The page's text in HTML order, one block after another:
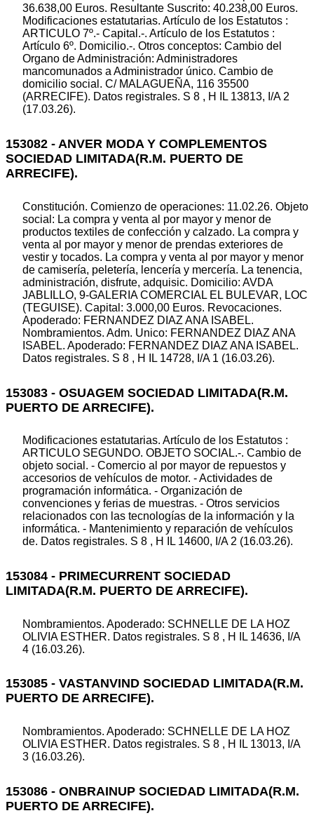
36.638,00 Euros. Resultante Suscrito: 40.238,00 Euros.
Modificaciones estatutarias. Artículo de los Estatutos :
ARTICULO 7º.- Capital.-. Artículo de los Estatutos :
Artículo 6º. Domicilio.-. Otros conceptos: Cambio del
Organo de Administración: Administradores
mancomunados a Administrador único. Cambio de
domicilio social. C/ MALAGUEÑA, 116 35500
(ARRECIFE). Datos registrales. S 8 , H IL 13813, I/A 2
(17.03.26).
153082 - ANVER MODA Y COMPLEMENTOS
SOCIEDAD LIMITADA(R.M. PUERTO DE
ARRECIFE).
Constitución. Comienzo de operaciones: 11.02.26. Objeto
social: La compra y venta al por mayor y menor de
productos textiles de confección y calzado. La compra y
venta al por mayor y menor de prendas exteriores de
vestir y tocados. La compra y venta al por mayor y menor
de camisería, peletería, lencería y mercería. La tenencia,
administración, disfrute, adquisic. Domicilio: AVDA
JABLILLO, 9-GALERIA COMERCIAL EL BULEVAR, LOC
(TEGUISE). Capital: 3.000,00 Euros. Revocaciones.
Apoderado: FERNANDEZ DIAZ ANA ISABEL.
Nombramientos. Adm. Unico: FERNANDEZ DIAZ ANA
ISABEL. Apoderado: FERNANDEZ DIAZ ANA ISABEL.
Datos registrales. S 8 , H IL 14728, I/A 1 (16.03.26).
153083 - OSUAGEM SOCIEDAD LIMITADA(R.M.
PUERTO DE ARRECIFE).
Modificaciones estatutarias. Artículo de los Estatutos :
ARTICULO SEGUNDO. OBJETO SOCIAL.-. Cambio de
objeto social. - Comercio al por mayor de repuestos y
accesorios de vehículos de motor. - Actividades de
programación informática. - Organización de
convenciones y ferias de muestras. - Otros servicios
relacionados con las tecnologías de la información y la
informática. - Mantenimiento y reparación de vehículos
de. Datos registrales. S 8 , H IL 14600, I/A 2 (16.03.26).
153084 - PRIMECURRENT SOCIEDAD
LIMITADA(R.M. PUERTO DE ARRECIFE).
Nombramientos. Apoderado: SCHNELLE DE LA HOZ
OLIVIA ESTHER. Datos registrales. S 8 , H IL 14636, I/A
4 (16.03.26).
153085 - VASTANVIND SOCIEDAD LIMITADA(R.M.
PUERTO DE ARRECIFE).
Nombramientos. Apoderado: SCHNELLE DE LA HOZ
OLIVIA ESTHER. Datos registrales. S 8 , H IL 13013, I/A
3 (16.03.26).
153086 - ONBRAINUP SOCIEDAD LIMITADA(R.M.
PUERTO DE ARRECIFE).